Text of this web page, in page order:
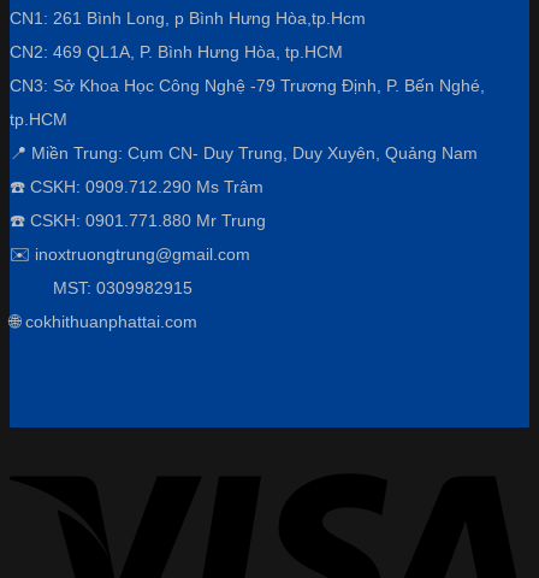
CN1: 261 Bình Long, p Bình Hưng Hòa, tp.Hcm
CN2: 469 QL1A, P. Bình Hưng Hòa, tp.HCM
CN3: Sở Khoa Học Công Nghệ -79 Trương Định, P. Bến Nghé,
tp.HCM
📍 Miền Trung: Cụm CN- Duy Trung, Duy Xuyên, Quảng Nam
☎️ CSKH: 0909.712.290 Ms Trâm
☎️ CSKH: 0901.771.880 Mr Trung
✉️ inoxtruongtrung@gmail.com
MST: 0309982915
🌐 cokhithuanphattai.com